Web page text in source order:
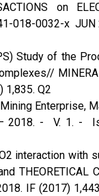
on
018-0032-x JUN
Study of the
1,835. Q2
Enterprise,
2018. - V. 1. -
interaction with
THEORETICAL
IF (2017)